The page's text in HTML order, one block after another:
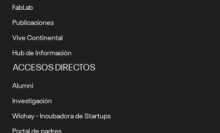
FabLab
Publicaciones
Vive Continental
Hub de Información
ACCESOS DIRECTOS
Alumni
Investigación
Wichay - Incubadora de Startups
Portal de padres